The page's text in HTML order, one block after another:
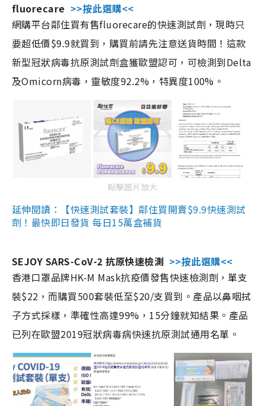
fluorecare >>按此選購<<
網購平台鄰住買有售fluorecare的快速測試劑，現時只
要超低價$9.9就買到，購買前請先注意送貨時間！這款
新型冠狀病毒抗原測試劑盒獲歐盟認可，可檢測到Delta
及Omicorn病毒，靈敏度92.2%，特異度100%。
點擊圖片放大
延伸閱讀：【快速測試套裝】鄰住買開賣$9.9快速測試
劑！最快即日發貨 每日15萬盒補貨
SEJOY SARS-CoV-2 抗原快速檢測 >>按此選購<<
香港口罩品牌HK-M Mask抗疫價發售快速檢測劑，單支
裝$22，而購買500套裝低至$20/支買到。產品以鼻咽拭
子方式採樣，準確性高達99%，15分鐘就知結果。產品
已列在歐盟2019冠狀病毒病快速抗原測試通用名單。